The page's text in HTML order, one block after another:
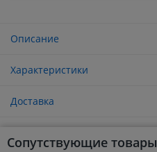
Описание
Характеристики
Доставка
Сопутствующие товары